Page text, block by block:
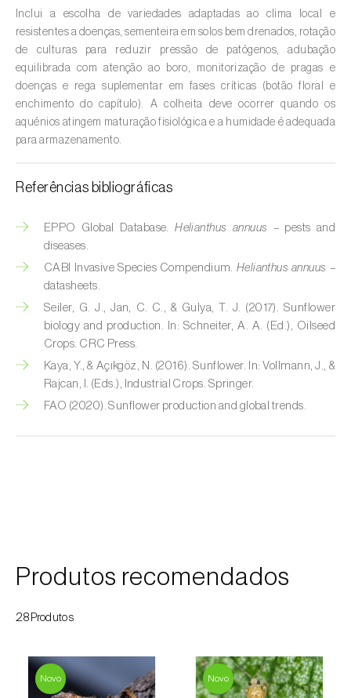
Cedro (Cedrus spp.)
Cenoura (Daucus carota
Centeio (Secale cereale)
Cerejeira (Prunus avium L.
Chicória (
Citrinos (Citrus spp.)
Colza ( Brassica napus)
Coqueiro (Cocos nucifera
Courgette (Cucurbita pepo )
Couve (Brassica oleracea)
Dracena (Dracaena spp. )
Endívia (
Ervilha (Pisum sativum
Espargo (Asparagus officinalis)
Inclui a escolha de variedades adaptadas ao clima local e
resistentes a doenças, sementeira em solos bem drenados, rotação
de culturas para reduzir pressão de patógenos, adubação
equilibrada com atenção ao boro, monitorização de pragas e
doenças e rega suplementar em fases críticas (botão floral e
enchimento do capítulo). A colheita deve ocorrer quando os
aquénios atingem maturação fisiológica e a humidade é adequada
para armazenamento.
Referências bibliográficas
EPPO Global Database.Helianthus annuus – pests and
diseases.
CABI Invasive Species Compendium. Helianthus annuus –
datasheets.
Seiler, G. J., Jan, C. C., & Gulya, T. J. (2017). Sunflower
biology and production. In: Schneiter, A. A. (Ed.), Oilseed
Crops. CRC Press.
Kaya, Y., & Açıkgöz, N. (2016). Sunflower. In: Vollmann, J., &
Rajcan, I. (Eds.), Industrial Crops. Springer.
FAO (2020). Sunflower production and global trends.
Produtos recomendados
28Produtos
Novo Novo